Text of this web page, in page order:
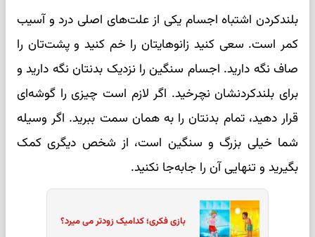
بلندکردن اشتباه اجسام یکی از علت‌های اصلی درد و آسیب
کمر است. سعی کنید زانوهایتان را خم کنید و پشت‌تان را
صاف نگه دارید. اجسام سنگین را نزدیک بدنتان نگه دارید و
برای بلندکردنشان نچرخید. اگر لازم است چیزی را گوشه‌ای
قرار دهید، تمام بدنتان را به همان سمت ببرید. اگر وسیله
شما خیلی بزرگ و سنگین است، از شخص دیگری کمک
بگیرید و تنهایی آن را جابه‌جا نکنید.
بازی فکری؛ کدامیک زودتر می میرد؟